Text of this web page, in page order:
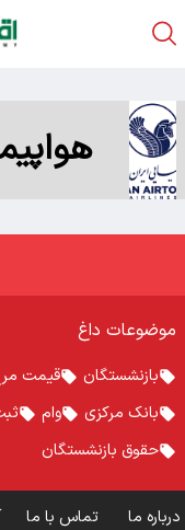
موضوعات داغ
بازنشستگان قیمت
بانک مرکزی
وام
حقوق بازنشستگان
درباره ما تماس با ما